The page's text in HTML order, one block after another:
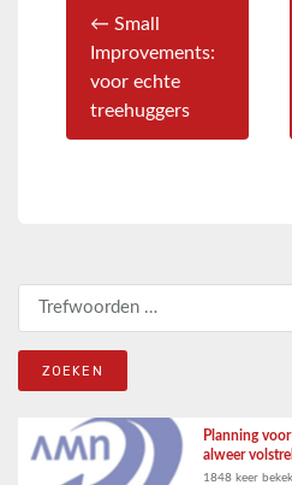
← Small
Improvements:
voor echte
treehuggers
Zoeken naar:
Planning
alweer
1848 keer